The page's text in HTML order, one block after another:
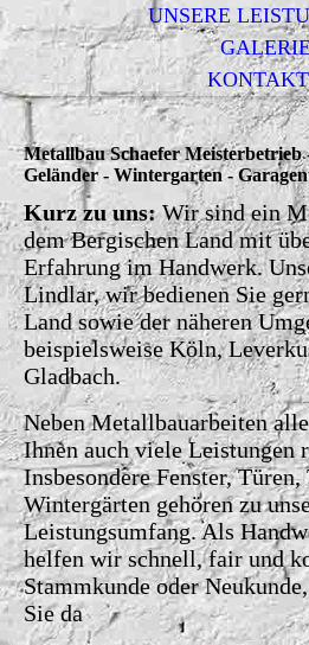
UNSERE
KONTAKT
Metallbau Schaefer Meisterbetrieb
Geländer - Wintergarten -
Kurz zu uns:Wir sind ein
dem Bergischen Land mit
Erfahrung im Handwerk.
Lindlar, wir bedienen Sie
Land sowie der näheren
beispielsweise Köln,
Gladbach.
Neben Metallbauarbeiten
Ihnen auch viele Leistungen
Insbesondere Fenster,
Wintergärten gehören zu
Leistungsumfang. Als
helfen wir schnell, fair und
Stammkunde oder
Sie da